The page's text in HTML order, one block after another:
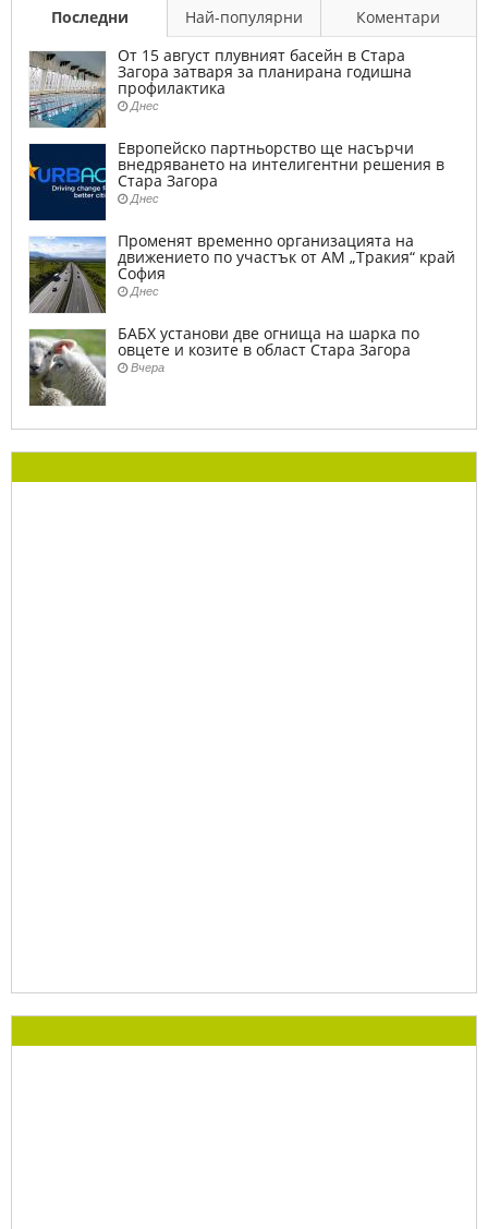
Последни Най-популярни
Коментари
От 15 август плувният басейн в Стара
Загора затваря за планирана годишна
профилактика
Днес
Европейско партньорство ще насърчи
внедряването на интелигентни решения в
Стара Загора
Днес
Променят временно организацията на
движението по участък от АМ „Тракия“ край
София
Днес
БАБХ установи две огнища на шарка по
овцете и козите в област Стара Загора
Вчера